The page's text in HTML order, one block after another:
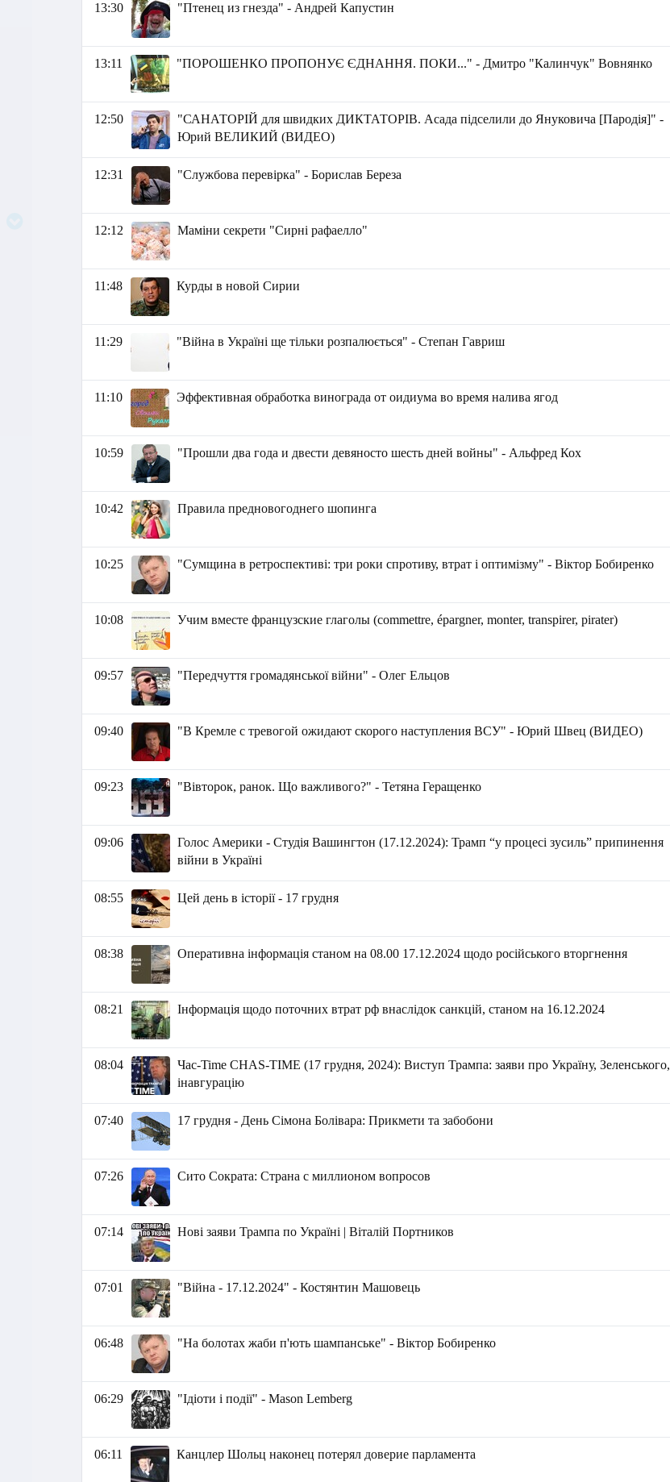
13:30 "Птенец из гнезда" - Андрей Капустин
13:11 "ПОРОШЕНКО ПРОПОНУЄ ЄДНАННЯ. ПОКИ..." - Дмитро "Калинчук" Вовнянко
12:50
"САНАТОРІЙ для швидких ДИКТАТОРІВ. Асада підселили до Януковича [Пародія]" -
Юрий ВЕЛИКИЙ (ВИДЕО)
12:31 "Службова перевірка" - Борислав Береза
12:12 Маміни секрети "Сирні рафаелло"
11:48 Курды в новой Сирии
11:29 "Війна в Україні ще тільки розпалюється" - Степан Гавриш
11:10 Эффективная обработка винограда от оидиума во время налива ягод
10:59 "Прошли два года и двести девяносто шесть дней войны" - Альфред Кох
10:42 Правила предновогоднего шопинга
10:25 "Сумщина в ретроспективі: три роки спротиву, втрат і оптимізму" - Віктор Бобиренко
10:08 Учим вместе французские глаголы (commettre, épargner, monter, transpirer, pirater)
09:57 "Передчуття громадянської війни" - Олег Ельцов
09:40 "В Кремле с тревогой ожидают скорого наступления ВСУ" - Юрий Швец (ВИДЕО)
09:23 "Вівторок, ранок. Що важливого?" - Тетяна Геращенко
09:06
Голос Америки - Студія Вашингтон (17.12.2024): Трамп “у процесі зусиль” припинення
війни в Україні
08:55 Цей день в історії - 17 грудня
08:38 Оперативна інформація станом на 08.00 17.12.2024 щодо російського вторгнення
08:21 Інформація щодо поточних втрат рф внаслідок санкцій, станом на 16.12.2024
08:04
Час-Time CHAS-TIME (17 грудня, 2024): Виступ Трампа: заяви про Україну, Зеленського,
інавгурацію
07:40 17 грудня - День Сімона Болівара: Прикмети та забобони
07:26 Сито Сократа: Страна с миллионом вопросов
07:14 Нові заяви Трампа по Україні | Віталій Портников
07:01 "Війна - 17.12.2024" - Костянтин Машовець
06:48 "На болотах жаби п'ють шампанське" - Віктор Бобиренко
06:29 "Ідіоти і події" - Маson Lemberg
06:11 Канцлер Шольц наконец потерял доверие парламента